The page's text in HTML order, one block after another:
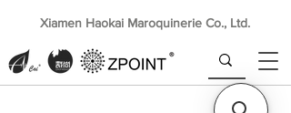
Xiamen Haokai Maroquinerie Co., Ltd.